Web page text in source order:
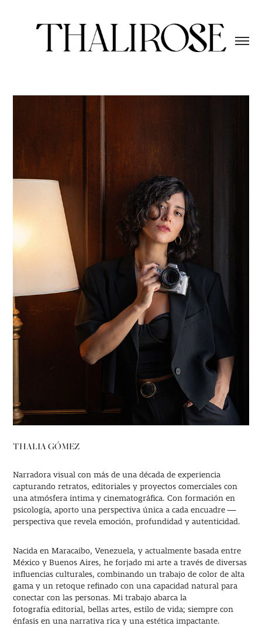
THALIA GÓMEZ
Narradora visual con más de una década de experiencia
capturando retratos, editoriales y proyectos comerciales con
una atmósfera íntima y cinematográfica. Con formación en
psicología, aporto una perspectiva única a cada encuadre —
perspectiva que revela emoción, profundidad y autenticidad.
Nacida en Maracaibo, Venezuela, y actualmente basada entre
México y Buenos Aires, he forjado mi arte a través de diversas
influencias culturales, combinando un trabajo de color de alta
gama y un retoque refinado con una capacidad natural para
conectar con las personas. Mi trabajo abarca la
fotografía editorial, bellas artes, estilo de vida; siempre con
énfasis en una narrativa rica y una estética impactante.